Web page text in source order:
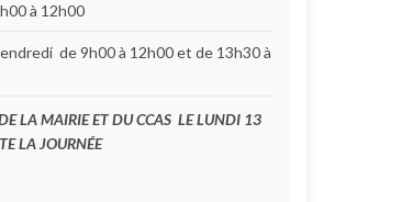
à 12h00
de 9h00 à 12h00 et de 13h30 à
LA MAIRIE ET DU CCAS LE LUNDI 13
LA JOURNÉE